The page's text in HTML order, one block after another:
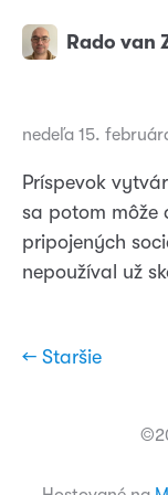
Rado van
nedeľa 15.
Príspevok
sa potom môže
pripojených
nepoužíval už
← Staršie